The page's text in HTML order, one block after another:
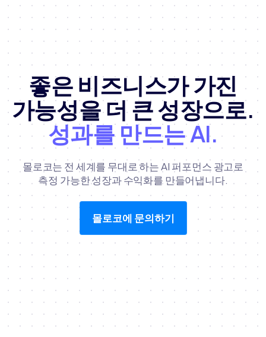
좋은 비즈니스가 가진
가능성을 더 큰 성장으로.
성과를 만드는 AI.
몰로코는 전 세계를 무대로 하는 AI 퍼포먼스 광고로
측정 가능한 성장과 수익화를 만들어냅니다.
몰로코에 문의하기